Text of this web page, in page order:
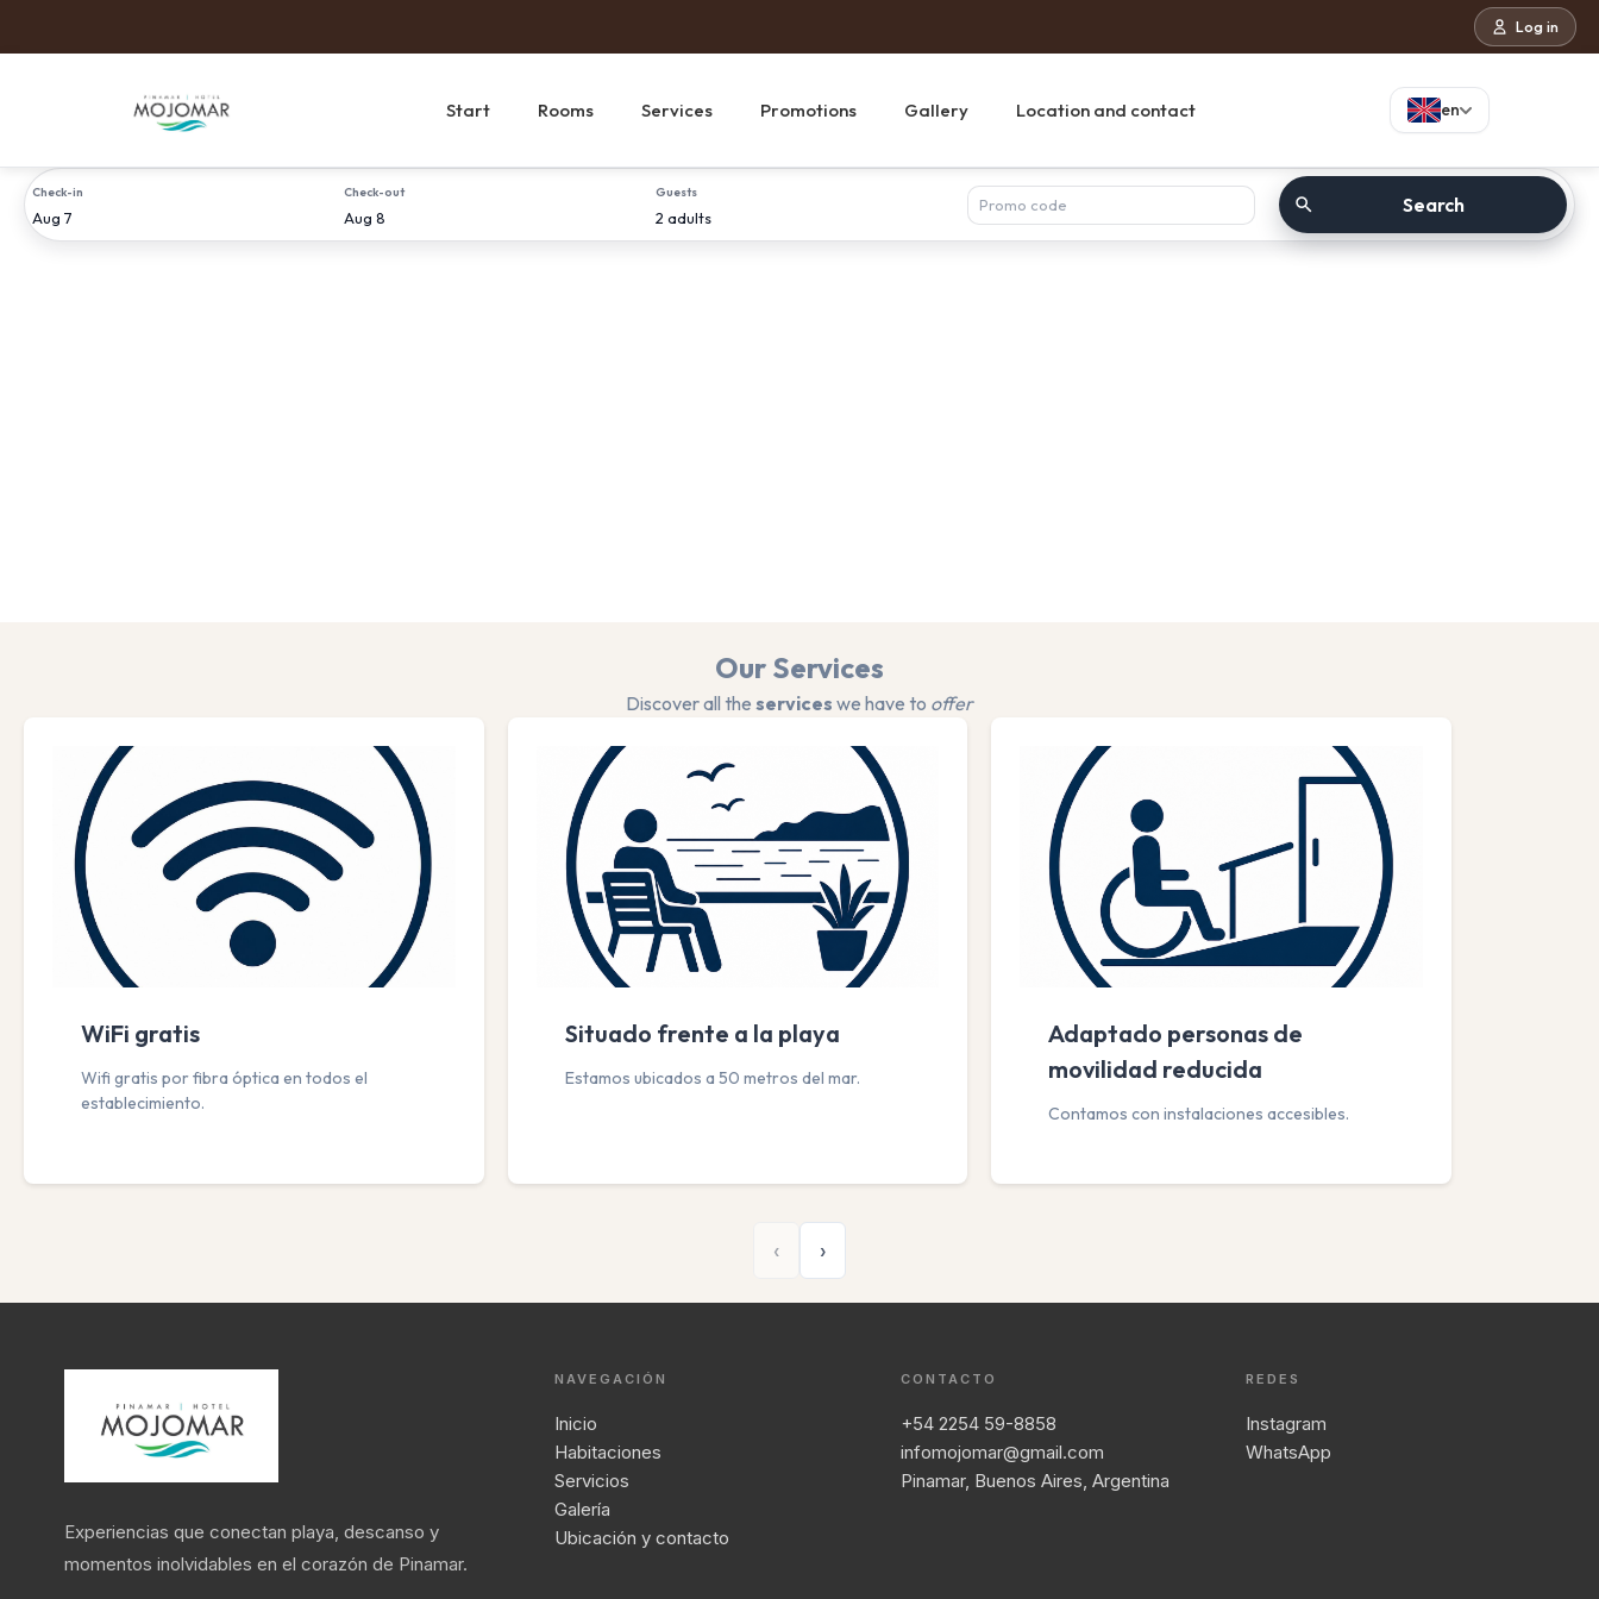
Log in
Start Rooms Services Promotions Gallery Location and contact en
Check-in
Aug 7
Check-in
Check-out
Aug 8
Check-out
Guests
2 adults
Search
Our Services
Discover all the services we have to offer
WiFi gratis
Wifi gratis por fibra óptica en todos el
establecimiento.
Situado frente a la playa
Estamos ubicados a 50 metros del mar.
Adaptado personas de
movilidad reducida
Contamos con instalaciones accesibles.
‹ ›
Experiencias que conectan playa, descanso y
momentos inolvidables en el corazón de Pinamar.
NAVEGACIÓN
Inicio
Habitaciones
Servicios
Galería
Ubicación y contacto
CONTACTO
+54 2254 59-8858
infomojomar@gmail.com
Pinamar, Buenos Aires, Argentina
REDES
Instagram
WhatsApp